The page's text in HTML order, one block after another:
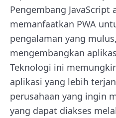
Pengembang JavaScript
memanfaatkan PWA
pengalaman yang
mengembangkan
Teknologi ini
aplikasi yang lebih
perusahaan yang ingin
yang dapat diakses